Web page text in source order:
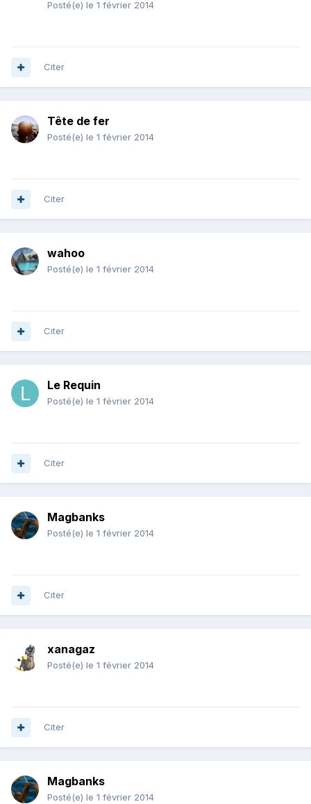
Posté(e) le 1 février 2014
Citer
Tête de fer
Posté(e) le 1 février 2014
Citer
wahoo
Posté(e) le 1 février 2014
Citer
Le Requin
Posté(e) le 1 février 2014
Citer
Magbanks
Posté(e) le 1 février 2014
Citer
xanagaz
Posté(e) le 1 février 2014
Citer
Magbanks
Posté(e) le 1 février 2014